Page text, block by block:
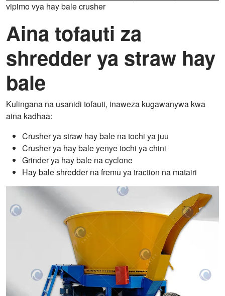
vipimo vya hay bale crusher
Aina tofauti za
shredder ya straw hay
bale
Kulingana na usanidi tofauti, inaweza kugawanywa kwa
aina kadhaa:
Crusher ya straw hay bale na tochi ya juu
Crusher ya hay bale yenye tochi ya chini
Grinder ya hay bale na cyclone
Hay bale shredder na fremu ya traction na matairi